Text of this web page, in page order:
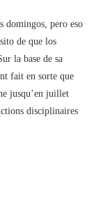
domingos, pero eso
de que los
la base de sa
fait en sorte que
jusqu’en juillet
disciplinaires